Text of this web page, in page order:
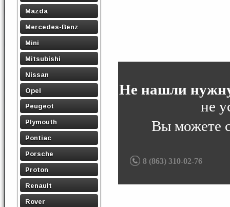
Mazda
Mercedes-Benz
Mini
Mitsubishi
Nissan
Opel
Peugeot
Plymouth
Pontiac
Porsche
Proton
Renault
Rover
Не нашли
не
Вы можете
8 (863) 310-02-76